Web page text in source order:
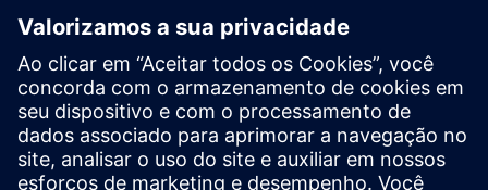
Custos reduzidos de
infraestrutura de TI